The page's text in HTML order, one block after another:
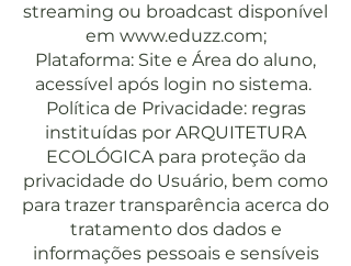
streaming ou broadcast disponível
em www.eduzz.com;
Plataforma: Site e Área do aluno,
acessível após login no sistema.
Política de Privacidade: regras
instituídas por ARQUITETURA
ECOLÓGICA para proteção da
privacidade do Usuário, bem como
para trazer transparência acerca do
tratamento dos dados e
informações pessoais e sensíveis